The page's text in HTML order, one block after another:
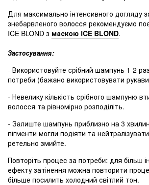
Для максимально інтенсивного догляду
знебарвленого волосся рекомендуємо
ICE BLOND з маскою ICE BLOND.
Застосування:
- Використовуйте срібний шампунь 1-2
потреби (бажано використовувати
- Невелику кількість срібного шампуню
волосся та рівномірно розподіліть.
- Залиште шампунь приблизно на 3
пігменти могли подіяти та
ретельно змийте.
Повторіть процес за потреби: для більш
ефекту затінення можна повторити
більше посилить холодний світлий тон.